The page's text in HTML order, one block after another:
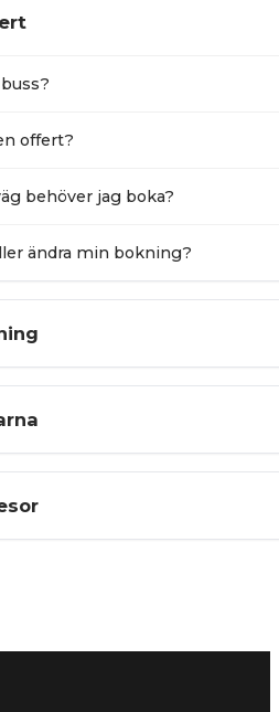
offert?
behöver jag boka?
ändra min bokning?